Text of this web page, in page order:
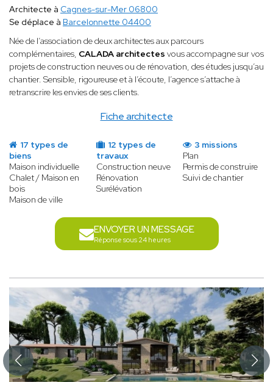
Fiche architecte
Architecte à Cagnes-sur-Mer 06800
Se déplace à Barcelonnette 04400
Née de l’association de deux architectes aux parcours
complémentaires, CALADA architectes vous accompagne sur vos
projets de construction neuves ou de rénovation, des études jusqu’au
chantier. Sensible, rigoureuse et à l’écoute, l’agence s’attache à
retranscrire les envies de ses clients.
17 types de
biens
Maison individuelle
Chalet / Maison en
bois
Maison de ville
12 types de
travaux
Construction neuve
Rénovation
Surélévation
3 missions
Plan
Permis de construire
Suivi de chantier
ENVOYER UN MESSAGE
Réponse sous 24 heures